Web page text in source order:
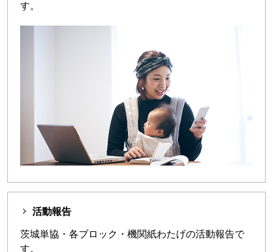
す。
活動報告
茨城単協・各ブロック・機関紙わたげの活動報告で
す。